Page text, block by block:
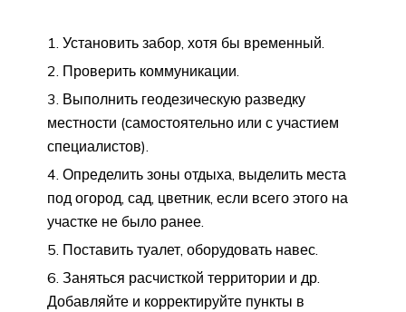
Установить забор, хотя бы временный.
Проверить коммуникации.
Выполнить геодезическую разведку
местности (самостоятельно или с участием
специалистов).
Определить зоны отдыха, выделить места
под огород, сад, цветник, если всего этого на
участке не было ранее.
Поставить туалет, оборудовать навес.
Заняться расчисткой территории и др.
Добавляйте и корректируйте пункты в